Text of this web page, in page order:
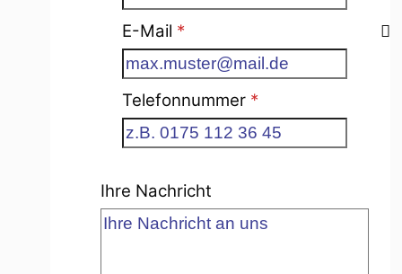
E-Mail *
Telefonnummer *
Ihre Nachricht